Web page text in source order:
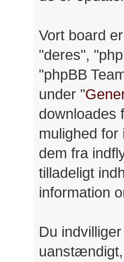
Vort board
"deres",
"phpBB
under "
downloades
mulighed
dem fra
tilladeligt
information
Du